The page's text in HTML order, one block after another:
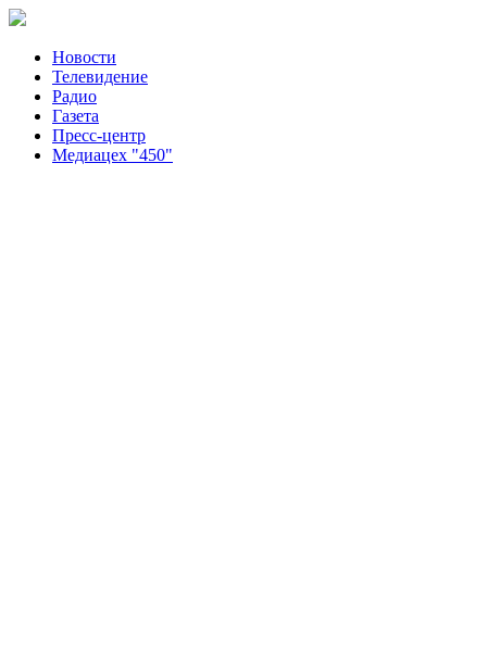
Новости
Телевидение
Радио
Газета
Пресс-центр
Медиацех "450"